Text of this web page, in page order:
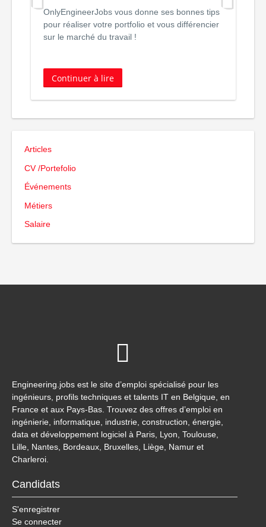
OnlyEngineerJobs vous donne ses bonnes tips
pour réaliser votre portfolio et vous différencier
sur le marché du travail !
Continuer à lire
Articles
CV /Portefolio
Événements
Métiers
Salaire
Engineering.jobs est le site d’emploi spécialisé pour les
ingénieurs, profils techniques et talents IT en Belgique, en
France et aux Pays-Bas. Trouvez des offres d’emploi en
ingénierie, informatique, industrie, construction, énergie,
data et développement logiciel à Paris, Lyon, Toulouse,
Lille, Nantes, Bordeaux, Bruxelles, Liège, Namur et
Charleroi.
Candidats
S'enregistrer
Se connecter